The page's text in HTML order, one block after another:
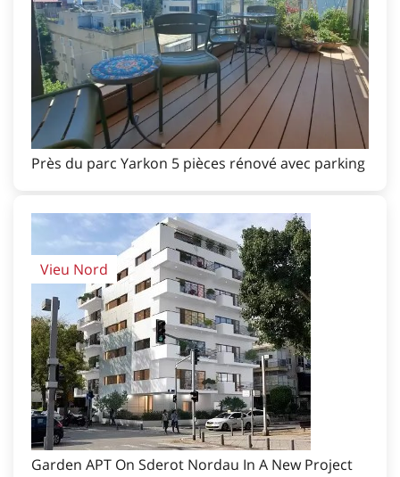
Près du parc Yarkon 5 pièces rénové avec parking
Vieu Nord
Garden APT On Sderot Nordau In A New Project